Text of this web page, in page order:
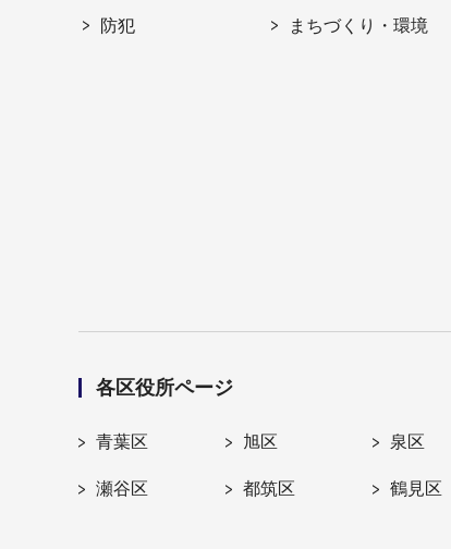
防犯 まちづくり・環境
各区役所ページ
青葉区 旭区 泉区
瀬谷区 都筑区 鶴見区